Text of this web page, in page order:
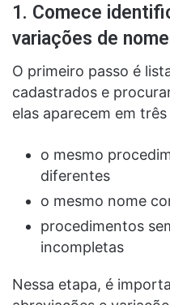
1. Comece
variações de
O primeiro passo é
cadastrados e
elas aparecem em
o mesmo
diferentes
o mesmo nome
procedimentos
incompletas
Nessa etapa, é